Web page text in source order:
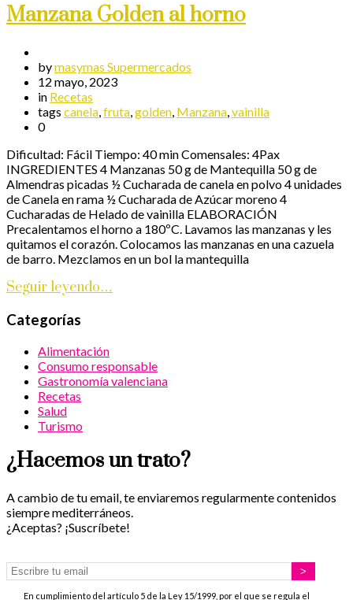
Manzana Golden al horno
bymasymas Supermercados
12 mayo, 2023
in Recetas
tags canela,fruta,golden, Manzana,vainilla
0
Dificultad: Fácil Tiempo: 40 min Comensales: 4Pax
INGREDIENTES 4 Manzanas 50 g de Mantequilla 50 g de
Almendras picadas ½ Cucharada de canela en polvo 4 unidades
de Canela en rama ½ Cucharada de Azúcar moreno 4
Cucharadas de Helado de vainilla ELABORACIÓN
Precalentamos el horno a 180ºC. Lavamos las manzanas y les
quitamos el corazón. Colocamos las manzanas en una cazuela
de barro. Mezclamos en un bol la mantequilla
Seguir leyendo…
Categorías
Alimentación
Consumo responsable
Gastronomía valenciana
Recetas
Salud
Turismo
¿Hacemos un trato?
A cambio de tu email, te enviaremos regularmente contenidos
siempre mediterráneos.
¿Aceptas? ¡Suscríbete!
En cumplimiento del artículo 5 de la Ley 15/1999, por el que se regula el